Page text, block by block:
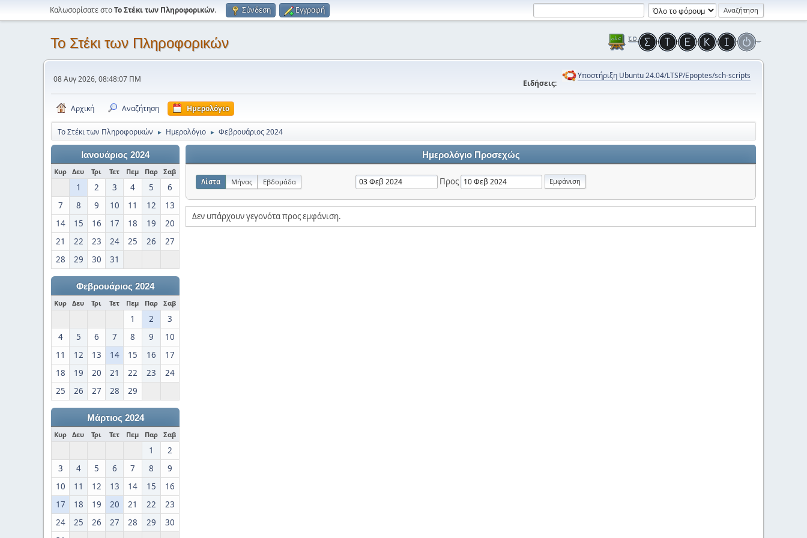
Καλωσορίσατε στοΤο Στέκι των Πληροφορικών. Σύνδεση Εγγραφή
Το Στέκι των Πληροφορικών
08 Αυγ 2026, 08:48:07 ΠΜ Ειδήσεις:
Υποστήριξη Ubuntu 24.04/LTSP/Epoptes/sch-scripts
Αρχική Αναζήτηση Ημερολόγιο
Το Στέκι των Πληροφορικών ► Ημερολόγιο ► Φεβρουάριος 2024
Ιανουάριος 2024
Κυρ Δευ Τρι Τετ Πεμ Παρ Σαβ
1 2 3 4 5
6
7
8 9 10 11 12
13
14
15 16 17 18 19
20
21
22 23 24 25 26
27
28
29 30 31
Φεβρουάριος 2024
Κυρ Δευ Τρι Τετ Πεμ Παρ Σαβ
1 2
3
4
5 6 7 8 9
10
11
12 13 14 15 16
17
18
19 20 21 22 23
24
25
26 27 28 29
Μάρτιος 2024
Κυρ Δευ Τρι Τετ Πεμ Παρ Σαβ
1
2
3
4 5 6 7 8
9
10
11 12 13 14 15
16
17
18 19 20 21 22
23
24
25 26 27 28 29
30
Ημερολόγιο Προσεχώς
Λίστα Μήνας Εβδομάδα Προς
Δεν υπάρχουν γεγονότα προς εμφάνιση.